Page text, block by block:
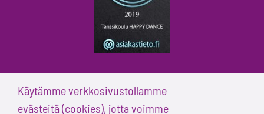
Käytämme verkkosivustollamme
evästeitä (cookies), jotta voimme